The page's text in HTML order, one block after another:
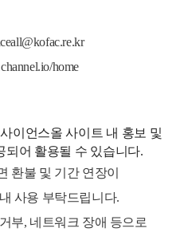
home
이언스올 사이트 내 홍보 및
되어 활용될 수 있습니다.
환불 및 기간 연장이
사용 부탁드립니다.
부, 네트워크 장애 등으로